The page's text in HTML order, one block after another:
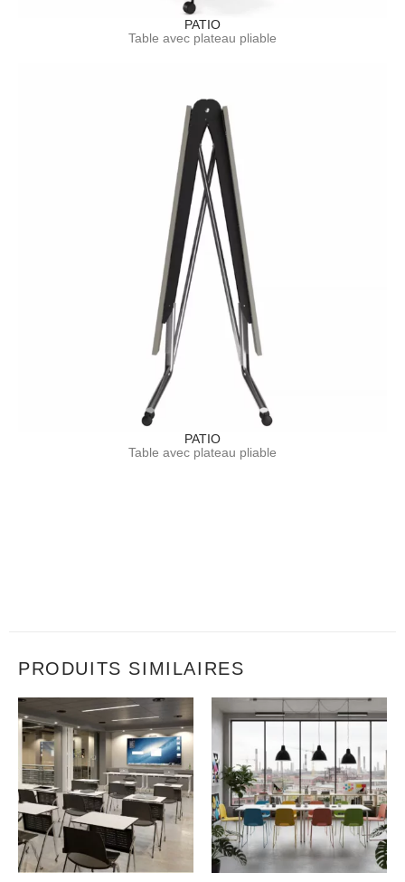
PATIO
Table avec plateau pliable
PATIO
Table avec plateau pliable
PRODUITS SIMILAIRES